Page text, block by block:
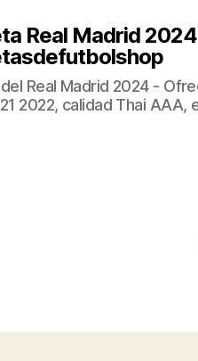
Real Madrid
Real Madrid 2024 -
2022, calidad Thai